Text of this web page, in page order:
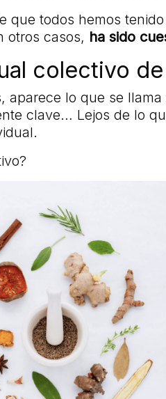
todos hemos
otros casos, ha sido
colectivo
aparece lo que se llama
clave… Lejos de lo